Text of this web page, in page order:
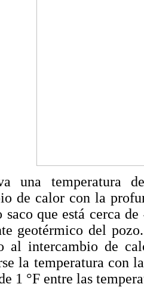
una temperatura
de calor con la
que está cerca
geotérmico del
al intercambio de
la temperatura con
1 °F entre las